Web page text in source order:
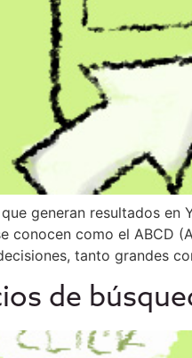
generan resultados
conocen como el ABCD
tanto grandes
de